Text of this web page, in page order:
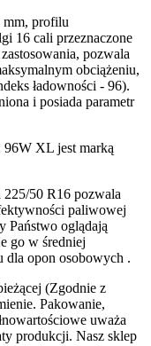
mm, profilu
16 cali przeznaczone
pozwala
obciążeniu,
ładowności - 96).
i posiada parametr
XL jest marką
50 R16 pozwala
paliwowej
Państwo oglądają
go w średniej
dla opon osobowych .
(Zgodnie z
Pakowanie,
uważa
produkcji. Nasz sklep